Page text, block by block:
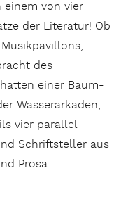
von vier
der Literatur! Ob
des
einer Baum-
Wasserarkaden;
vier parallel –
Schriftsteller aus
Prosa.